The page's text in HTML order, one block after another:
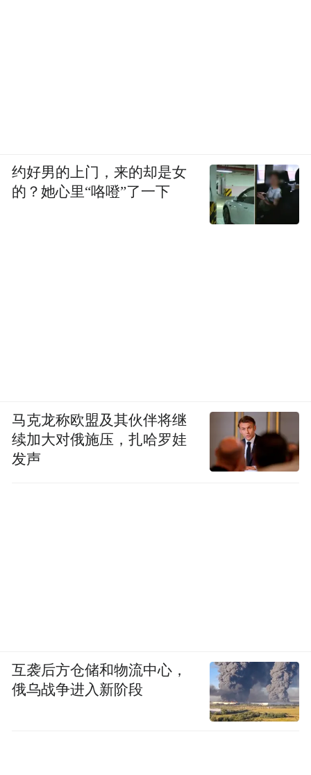
约好男的上门，来的却是女
的？她心里“咯噔”了一下
马克龙称欧盟及其伙伴将继
续加大对俄施压，扎哈罗娃
发声
互袭后方仓储和物流中心，
俄乌战争进入新阶段